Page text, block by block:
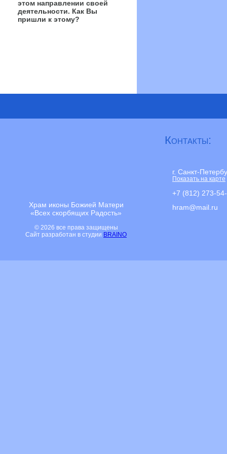
этом направлении своей
деятельности. Как Вы
пришли к этому?
Храм иконы Божией Матери
«Всех скорбящих Радость»
© 2026 все права защищены
Сайт разработан в студии BRAINO
Контакты:
г. Санкт-
Показать на карте
+7 (812) 273-
hram@mail.ru